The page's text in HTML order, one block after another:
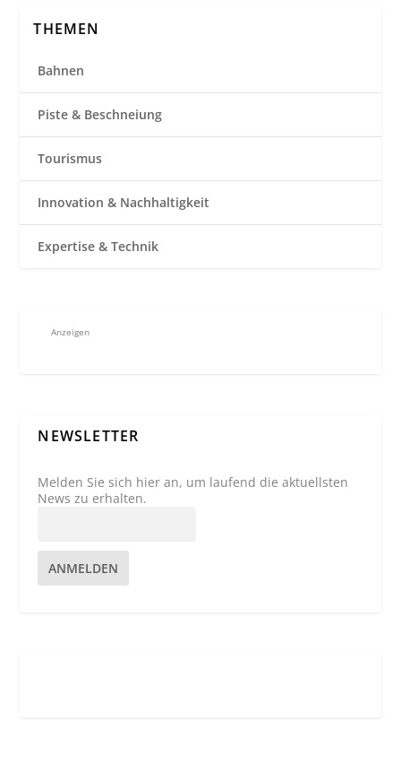
THEMEN
Bahnen
Piste & Beschneiung
Tourismus
Innovation & Nachhaltigkeit
Expertise & Technik
Anzeigen
NEWSLETTER
Melden Sie sich hier an, um laufend die aktuellsten
News zu erhalten.
ANMELDEN